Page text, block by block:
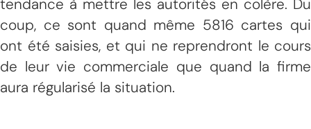
tendance à mettre les autorités en colère. Du
coup, ce sont quand même 5816 cartes qui
ont été saisies, et qui ne reprendront le cours
de leur vie commerciale que quand la firme
aura régularisé la situation.